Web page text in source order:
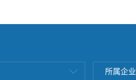
所属企业